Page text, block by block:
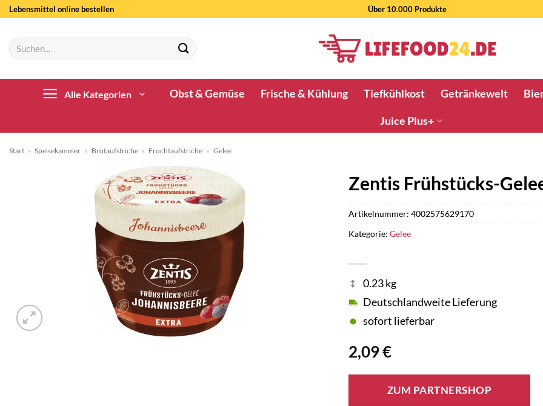
Zum
springen
Lebensmittel online bestellen Über 10.000 Produkte
Suchen
nach:
Alle Kategorien Obst & Gemüse Frische & Kühlung Tiefkühlkost Getränkewelt
Juice Plus+
Start » Speisekammer » Brotaufstriche » Fruchtaufstriche » Gelee
Zentis Frühstücks-
2,09€
0.23 kg
Deutschlandweite Lieferung
sofort lieferbar
ZUM PARTNERSHOP
Artikelnummer: 4002575629170
Kategorie: Gelee